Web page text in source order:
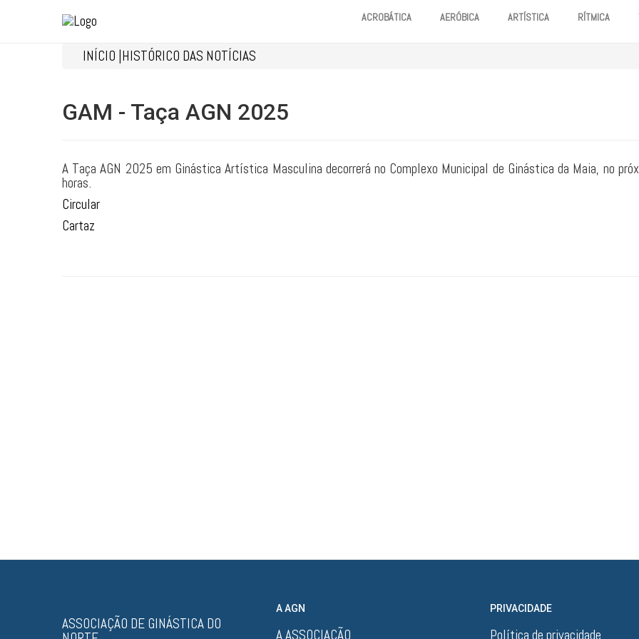
ACROBÁTICA AERÓBICA ARTÍSTICA RÍTMICA
INÍCIO |HISTÓRICO DAS NOTÍCIAS
GAM - Taça AGN 2025
A Taça AGN 2025 em Ginástica Artística Masculina decorrerá no Complexo Municipal de Ginástica da Maia, no
horas.
Circular
Cartaz
ASSOCIAÇÃO DE GINÁSTICA DO
A AGN
A ASSOCIAÇÃO
PRIVACIDADE
Política de privacidade